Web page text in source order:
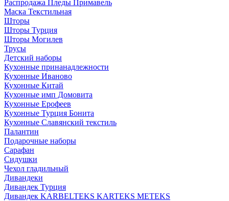
Распродажа Пледы Примавель
Маска Текстильная
Шторы
Шторы Турция
Шторы Могилев
Трусы
Детский наборы
Кухонные принанадлежности
Кухонные Иваново
Кухонные Китай
Кухонные имп Домовита
Кухонные Ерофеев
Кухонные Турция Бонита
Кухонные Славянский текстиль
Палантин
Подарочные наборы
Сарафан
Сидушки
Чехол гладильный
Дивандеки
Дивандек Турция
Дивандек KARBELTEKS KARTEKS METEKS